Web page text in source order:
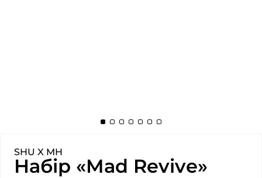
SHU X MH
Набір «Mad Revive»